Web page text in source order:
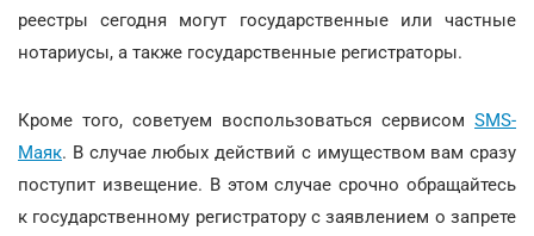
реестры сегодня могут государственные или частные
нотариусы, а также государственные регистраторы.
Кроме того, советуем воспользоваться сервисом SMS-
Маяк. В случае любых действий с имуществом вам сразу
поступит извещение. В этом случае срочно обращайтесь
к государственному регистратору с заявлением о запрете